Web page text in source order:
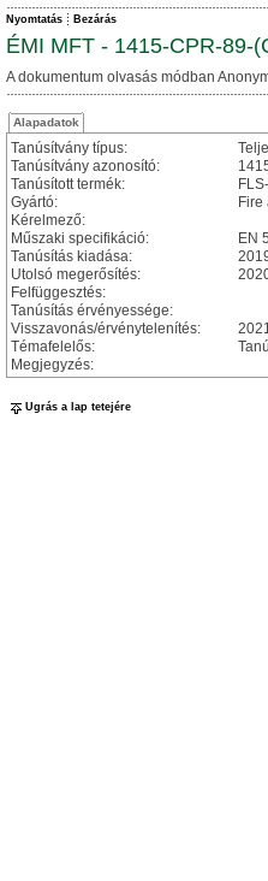
Nyomtatás Bezárás
ÉMI MFT - 1415-CPR-89-
A dokumentum olvasás módban
Alapadatok
Tanúsítvány típus:
Tanúsítvány azonosító:
Tanúsított termék:
Gyártó:
Fire
Kérelmező:
Műszaki specifikáció:
EN
Tanúsítás kiadása:
Utolsó megerősítés:
Felfüggesztés:
Tanúsítás érvényessége:
Visszavonás/érvénytelenítés:
Témafelelős:
Megjegyzés:
Ugrás a lap tetejére